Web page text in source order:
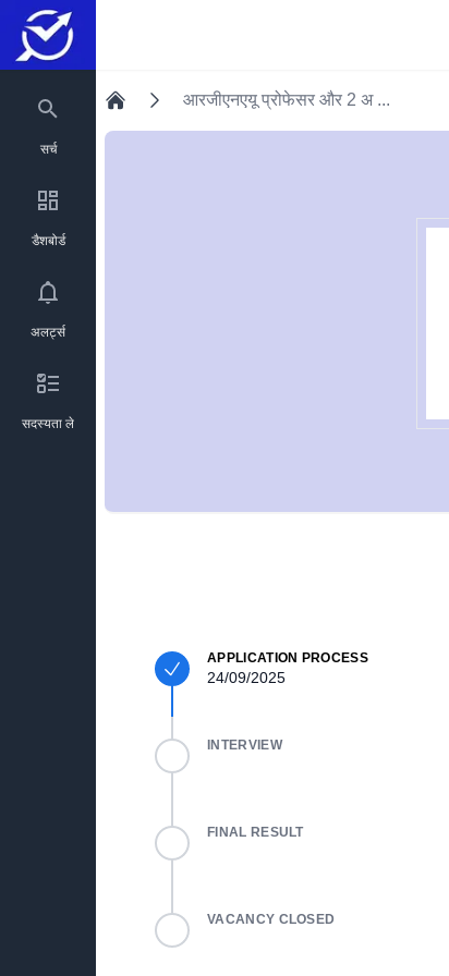
सर्च
डैशबोर्ड
अलर्ट्स
सदस्यता ले
आरजीएनएयू प्रोफेसर और 2 अ ...
APPLICATION PROCESS
24/09/2025
INTERVIEW
FINAL RESULT
VACANCY CLOSED